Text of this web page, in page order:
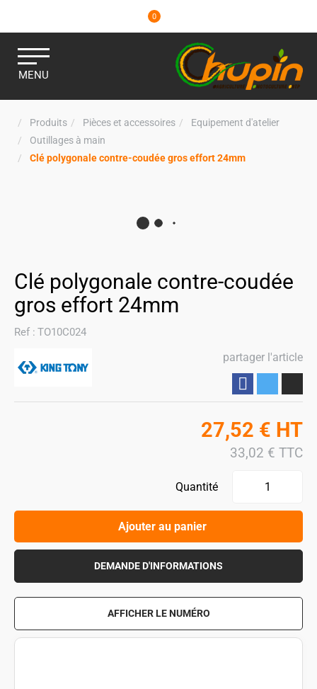
0
MENU
Produits Pièces et accessoires
Equipement d'atelier
Outillages à main
Clé polygonale contre-coudée gros effort 24mm
Clé polygonale contre-coudée
gros effort 24mm
Ref : TO10C024
partager l'article
27,52 € HT
33,02 € TTC
Quantité
Ajouter au panier
DEMANDE D'INFORMATIONS
AFFICHER LE NUMÉRO